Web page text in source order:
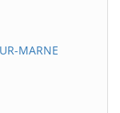
MARNE